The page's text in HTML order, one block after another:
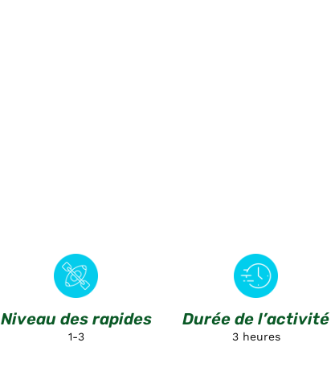
Niveau des rapides
1-3
Durée de l’activité
3 heures